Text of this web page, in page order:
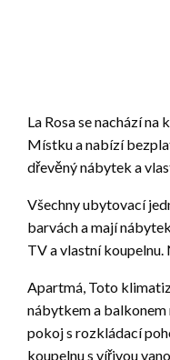
La Rosa se nachází
Místku a nabízí
dřevěný nábytek a
Všechny ubytovací
barvách a mají
TV a vlastní
Apartmá, Toto
nábytkem a
pokoj s rozkládací
koupelnu s vířivou